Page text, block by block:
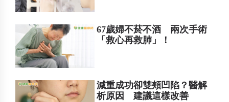
67歲婦不菸不酒 兩次手術
「救心再救肺」！
減重成功卻雙頰凹陷？醫解
析原因 建議這樣改善